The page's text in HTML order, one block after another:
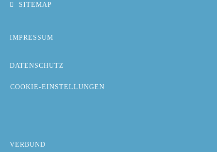
SITEMAP
IMPRESSUM
DATENSCHUTZ
COOKIE-EINSTELLUNGEN
VERBUND